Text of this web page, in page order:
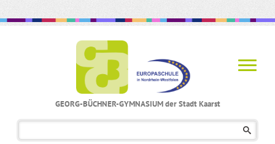
GEORG-BÜCHNER-GYMNASIUM der Stadt Kaarst